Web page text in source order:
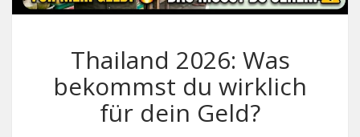
Thailand 2026: Was
bekommst du wirklich
für dein Geld?